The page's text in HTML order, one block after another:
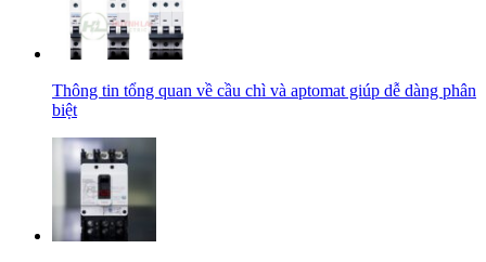
Thông tin tổng quan về cầu chì và aptomat giúp dễ dàng phân
biệt